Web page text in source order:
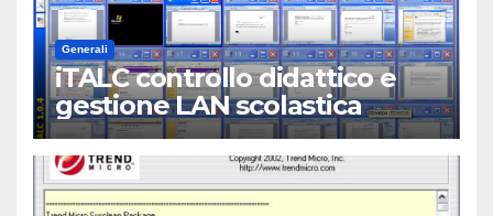
Generali
iTALC controllo didattico e
gestione LAN scolastica